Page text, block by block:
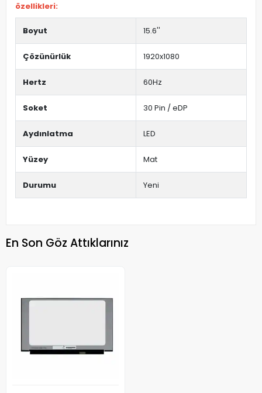
özellikleri:
Boyut 15.6''
Çözünürlük 1920x1080
Hertz 60Hz
Soket 30 Pin / eDP
Aydınlatma LED
Yüzey Mat
Durumu Yeni
En Son Göz Attıklarınız